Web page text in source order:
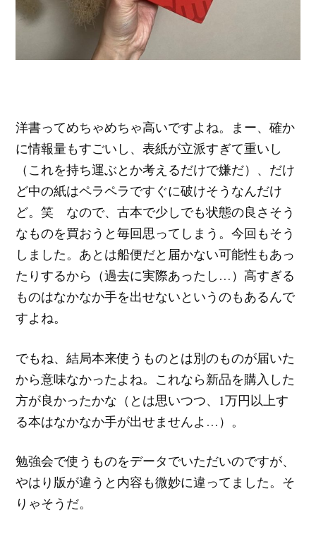
洋書ってめちゃめちゃ高いですよね。まー、確か
に情報量もすごいし、表紙が立派すぎて重いし
（これを持ち運ぶとか考えるだけで嫌だ）、だけ
ど中の紙はペラペラですぐに破けそうなんだけ
ど。笑 なので、古本で少しでも状態の良さそう
なものを買おうと毎回思ってしまう。今回もそう
しました。あとは船便だと届かない可能性もあっ
たりするから（過去に実際あったし…）高すぎる
ものはなかなか手を出せないというのもあるんで
すよね。
でもね、結局本来使うものとは別のものが届いた
から意味なかったよね。これなら新品を購入した
方が良かったかな（とは思いつつ、1万円以上す
る本はなかなか手が出せませんよ…）。
勉強会で使うものをデータでいただいのですが、
やはり版が違うと内容も微妙に違ってました。そ
りゃそうだ。